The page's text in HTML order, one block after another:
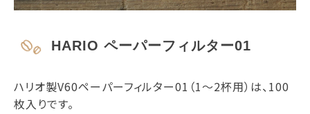
HARIO ペーパーフィルター01
ハリオ製V60ペーパーフィルター01（1～2杯用）は、100
枚入りです。